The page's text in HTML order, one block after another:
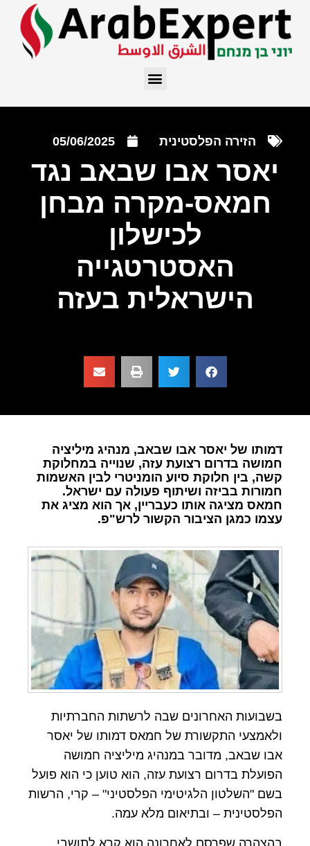
הזירה הפלסטינית 05/06/2025
יאסר אבו שבאב נגד
חמאס-מקרה מבחן
לכישלון
האסטרטגייה
הישראלית בעזה
דמותו של יאסר אבו שבאב, מנהיג מיליציה
חמושה בדרום רצועת עזה, שנוייה במחלוקת
קשה, בין חלוקת סיוע הומניטרי לבין האשמות
חמורות בביזה ושיתוף פעולה עם ישראל.
חמאס מציגה אותו כעבריין, אך הוא מציג את
עצמו כמגן הציבור הקשור לרש"פ.
בשבועות האחרונים שבה לרשתות החברתיות
ולאמצעי התקשורת של חמאס דמותו של יאסר
אבו שבאב, מדובר במנהיג מיליציה חמושה
הפועלת בדרום רצועת עזה, הוא טוען כי הוא פועל
בשם "השלטון הלגיטימי הפלסטיני" – קרי, הרשות
הפלסטינית – ובתיאום מלא עמה.
בהצהרה שפרסם לאחרונה,הוא קרא לתושבי